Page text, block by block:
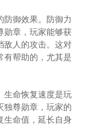
防御效果。防御力
勋章，玩家能够获
敌人的攻击。这对
有帮助的，尤其是
生命恢复速度是玩
独尊勋章，玩家的
生命值，延长自身